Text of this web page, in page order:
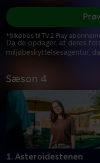
Da de opdager, at deres
miljøbeskyttelsesagentur,
*tilkøbes til TV 2 Play
Sæson 4
1. Asteroidestenen